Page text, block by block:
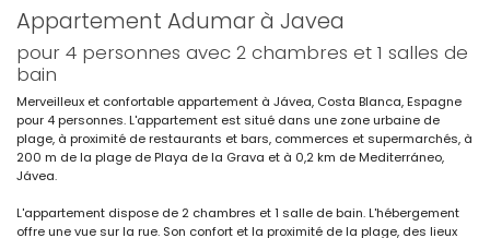
Appartement Adumar à Javea
pour 4 personnes avec 2 chambres et 1 salles de
bain
Merveilleux et confortable appartement à Jávea, Costa Blanca, Espagne
pour 4 personnes. L'appartement est situé dans une zone urbaine de
plage, à proximité de restaurants et bars, commerces et supermarchés, à
200 m de la plage de Playa de la Grava et à 0,2 km de Mediterráneo,
Jávea.
L'appartement dispose de 2 chambres et 1 salle de bain. L'hébergement
offre une vue sur la rue. Son confort et la proximité de la plage, des lieux